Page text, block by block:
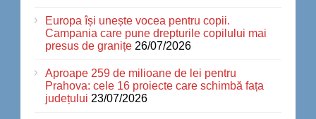
Europa își unește vocea pentru copii.
Campania care pune drepturile copilului mai
presus de granițe 26/07/2026
Aproape 259 de milioane de lei pentru
Prahova: cele 16 proiecte care schimbă fața
județului 23/07/2026